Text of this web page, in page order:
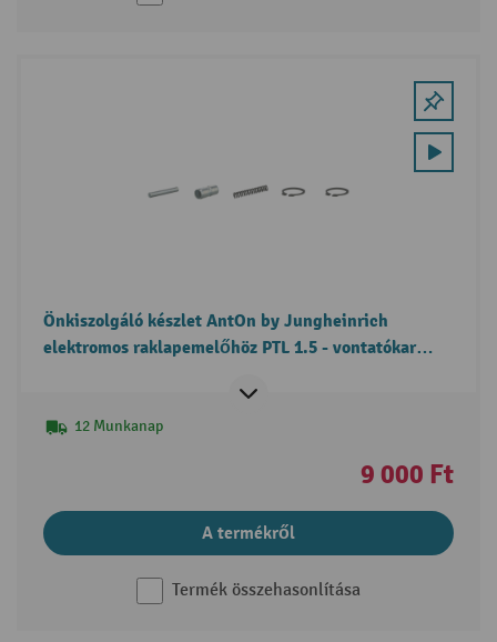
Önkiszolgáló készlet AntOn by Jungheinrich
elektromos raklapemelőhöz PTL 1.5 - vontatókar
12 Munkanap
9 000 Ft
A termékről
Termék összehasonlítása